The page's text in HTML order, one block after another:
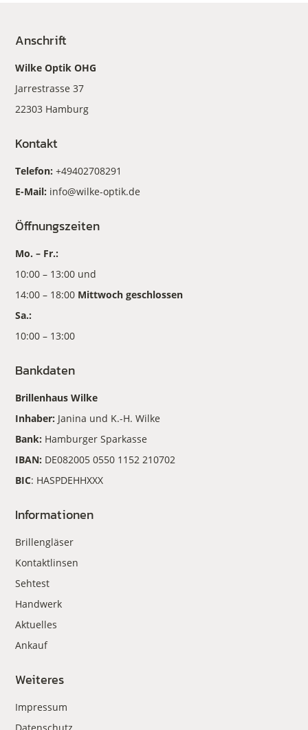
Anschrift
Wilke Optik OHG
Jarrestrasse 37
22303 Hamburg
Kontakt
Telefon:+49402708291
E-Mail: info@wilke-optik.de
Öffnungszeiten
Mo. – Fr.:
10:00 – 13:00 und
14:00 – 18:00 Mittwoch geschlossen
Sa.:
10:00 – 13:00
Bankdaten
Brillenhaus Wilke
Inhaber: Janina und K.-H. Wilke
Bank: Hamburger Sparkasse
IBAN: DE082005 0550 1152 210702
BIC: HASPDEHHXXX
Informationen
Brillengläser
Kontaktlinsen
Sehtest
Handwerk
Aktuelles
Ankauf
Weiteres
Impressum